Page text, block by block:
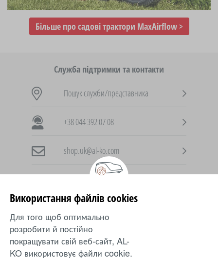
Більше про садові трактори MaxAirflow >
Служба підтримки та контакти
Пошук служби/представника
+38 044 392 07 08
shop.uk@al-ko.com
AL-KO в інших країнах
Використання файлів cookies
Для того щоб оптимально
розробити й постійно
покращувати свій веб-сайт, AL-
KO використовує файли cookie.